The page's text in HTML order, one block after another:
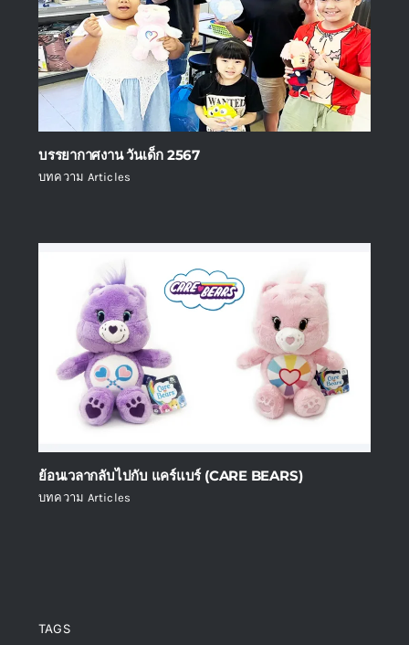
บรรยากาศงาน วันเด็ก 2567
บทความ Articles
ย้อนเวลากลับไปกับ แคร์แบร์ (CARE BEARS)
บทความ Articles
TAGS